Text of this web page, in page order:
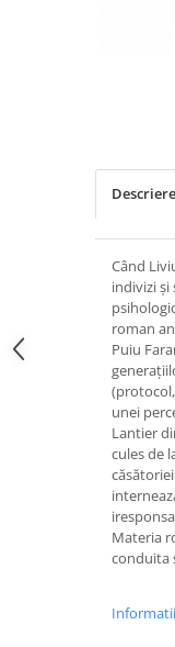
Publicistica /
Descriere
Când
indivizi
roman
Puiu
unei
Lantier
cules de
Materia
conduita